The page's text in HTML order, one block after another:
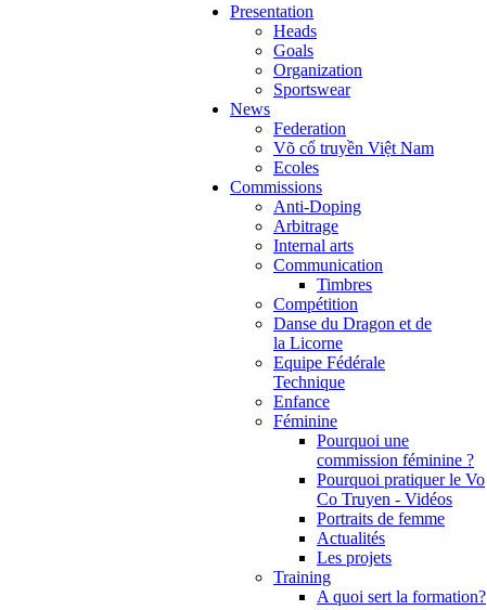
Presentation
Heads
Goals
Organization
Sportswear
News
Federation
Võ cổ truyền Việt Nam
Ecoles
Commissions
Anti-Doping
Arbitrage
Internal arts
Communication
Timbres
Compétition
Danse du Dragon et de
la Licorne
Equipe Fédérale
Technique
Enfance
Féminine
Pourquoi une
commission féminine ?
Pourquoi pratiquer le Vo
Co Truyen - Vidéos
Portraits de femme
Actualités
Les projets
Training
A quoi sert la formation?